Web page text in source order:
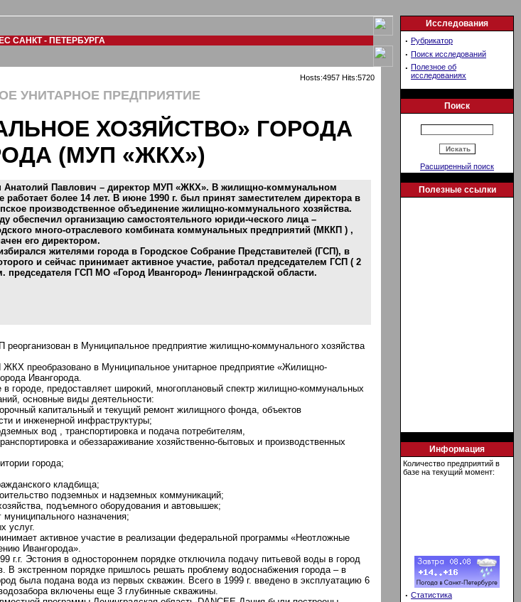
САНКТ - ПЕТЕРБУРГА
Hosts:4957 Hits:5720
УНИТАРНОЕ ПРЕДПРИЯТИЕ
ХОЗЯЙСТВО» ГОРОДА
(МУП «ЖКХ»)
Анатолий Павлович – директор МУП «ЖКХ». В жилищно-коммунальном
работает более 14 лет. В июне 1990 г. был принят заместителем директора в
производственное объединение жилищно-коммунального хозяйства.
обеспечил организацию самостоятельного юриди-ческого лица –
много-отраслевого комбината коммунальных предприятий (МККП ) ,
его директором.
жителями города в Городское Собрание Представителей (ГСП), в
и сейчас принимает активное участие, работал председателем ГСП ( 2
председателя ГСП МО «Город Ивангород» Ленинградской области.
в Муниципальное предприятие жилищно-коммунального хозяйства
ЖКХ преобразовано в Муниципальное унитарное предприятие «Жилищно-
Ивангорода.
в городе, предоставляет широкий, многоплановый спектр жилищно-коммунальных
основные виды деятельности:
капитальный и текущий ремонт жилищного фонда, объектов
и инженерной инфраструктуры;
вод , транспортировка и подача потребителям,
и обеззараживание хозяйственно-бытовых и производственных
города;
кладбища;
подземных и надземных коммуникаций;
подъемного оборудования и автовышек;
назначения;
услуг.
активное участие в реализации федеральной программы «Неотложные
Ивангорода».
г.г. Эстония в одностороннем порядке отключила подачу питьевой воды в город
В экстренном порядке пришлось решать проблему водоснабжения города – в
была подана вода из первых скважин. Всего в 1999 г. введено в эксплуатацию 6
включены еще 3 глубинные скважины.
Исследования
· Рубрикатор
· Поиск исследований
· Полезное об
исследованиях
Поиск
Расширенный поиск
Полезные ссылки
Информация
Количество предприятий в
базе на текущий момент:
· Статистика